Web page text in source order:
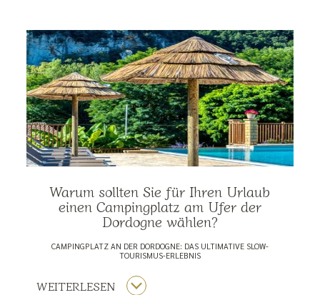
Warum sollten Sie für Ihren Urlaub
einen Campingplatz am Ufer der
Dordogne wählen?
CAMPINGPLATZ AN DER DORDOGNE: DAS ULTIMATIVE SLOW-
TOURISMUS-ERLEBNIS
WEITERLESEN